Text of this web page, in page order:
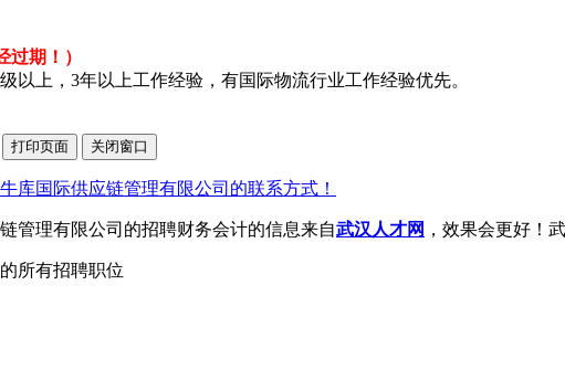
过期！）
以上，3年以上工作经验，有国际物流行业工作经验优先。
库国际供应链管理有限公司的联系方式！
管理有限公司的招聘财务会计的信息来自武汉人才网 ，效果会更好！
所有招聘职位